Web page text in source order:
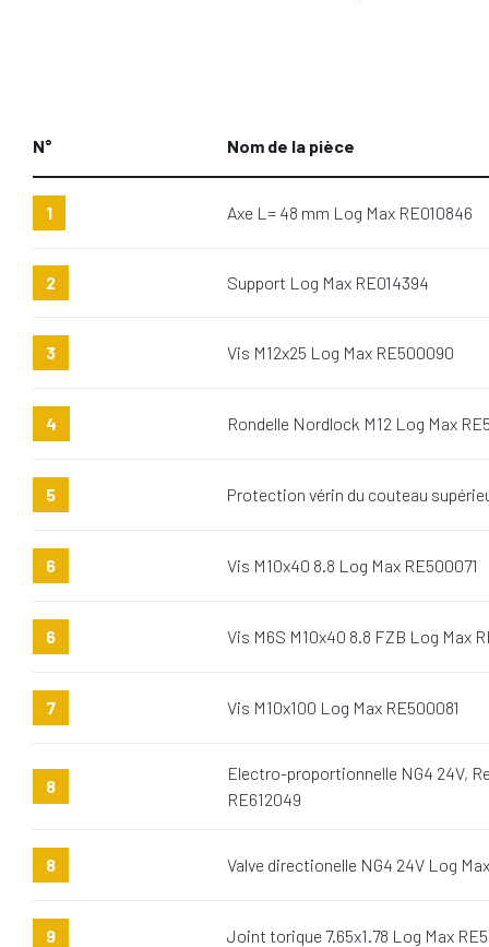
N° Nom de la pièce
1 Axe L= 48 mm Log Max RE010846
2 Support Log Max RE014394
3 Vis M12x25 Log Max RE500090
4 Rondelle Nordlock M12 Log Max
5 Protection vérin du couteau
6 Vis M10x40 8.8 Log Max RE500071
6 Vis M6S M10x40 8.8 FZB Log Max
7 Vis M10x100 Log Max RE500081
8
Electro-proportionnelle NG4 24V,
RE612049
8 Valve directionelle NG4 24V Log
9 Joint torique 7.65x1.78 Log Max